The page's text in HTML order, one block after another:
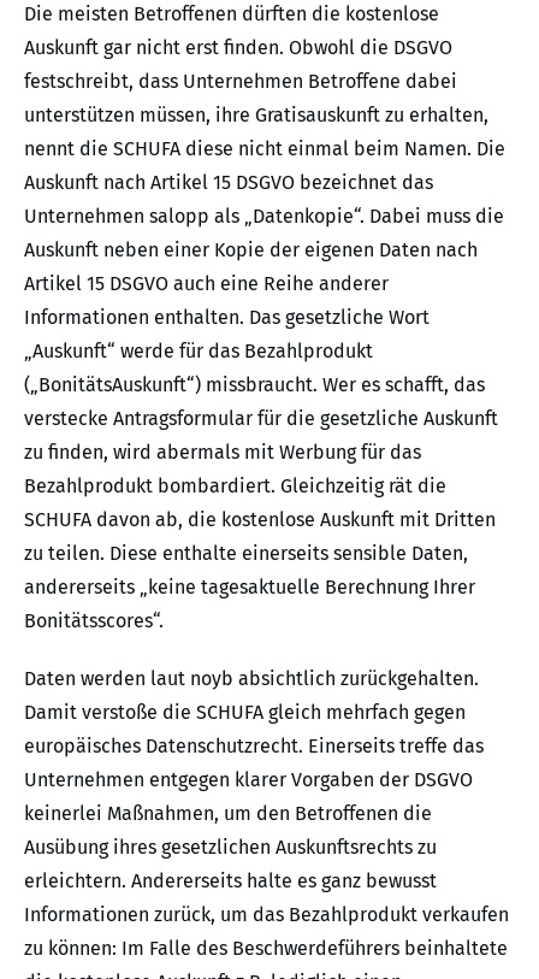
Die meisten Betroffenen dürften die kostenlose
Auskunft gar nicht erst finden. Obwohl die DSGVO
festschreibt, dass Unternehmen Betroffene dabei
unterstützen müssen, ihre Gratisauskunft zu erhalten,
nennt die SCHUFA diese nicht einmal beim Namen. Die
Auskunft nach Artikel 15 DSGVO bezeichnet das
Unternehmen salopp als „Datenkopie“. Dabei muss die
Auskunft neben einer Kopie der eigenen Daten nach
Artikel 15 DSGVO auch eine Reihe anderer
Informationen enthalten. Das gesetzliche Wort
„Auskunft“ werde für das Bezahlprodukt
(„BonitätsAuskunft“) missbraucht. Wer es schafft, das
verstecke Antragsformular für die gesetzliche Auskunft
zu finden, wird abermals mit Werbung für das
Bezahlprodukt bombardiert. Gleichzeitig rät die
SCHUFA davon ab, die kostenlose Auskunft mit Dritten
zu teilen. Diese enthalte einerseits sensible Daten,
andererseits „keine tagesaktuelle Berechnung Ihrer
Bonitätsscores“.
Daten werden laut noyb absichtlich zurückgehalten.
Damit verstoße die SCHUFA gleich mehrfach gegen
europäisches Datenschutzrecht. Einerseits treffe das
Unternehmen entgegen klarer Vorgaben der DSGVO
keinerlei Maßnahmen, um den Betroffenen die
Ausübung ihres gesetzlichen Auskunftsrechts zu
erleichtern. Andererseits halte es ganz bewusst
Informationen zurück, um das Bezahlprodukt verkaufen
zu können: Im Falle des Beschwerdeführers beinhaltete